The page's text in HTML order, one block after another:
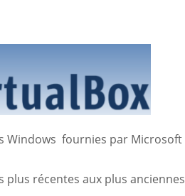
Windows fournies par Microsoft
plus récentes aux plus anciennes